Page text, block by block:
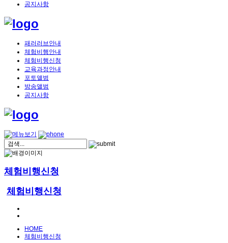
공지사항
패러러브안내
체험비행안내
체험비행신청
교육과정안내
포토앨범
방송앨범
공지사항
체험비행신청
체험비행신청
HOME
체험비행신청